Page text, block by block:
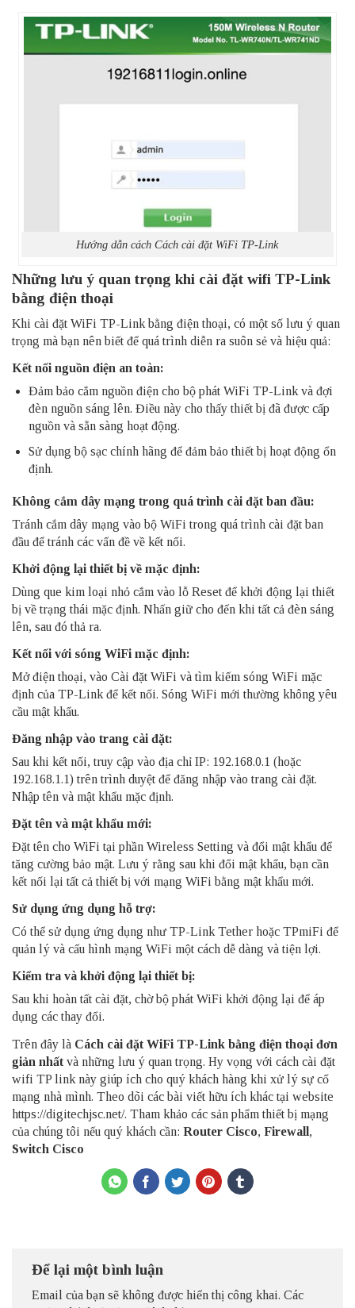
Hướng dẫn cách Cách cài đặt WiFi TP-Link
Những lưu ý quan trọng khi cài đặt wifi TP-Link
bằng điện thoại
Khi cài đặt WiFi TP-Link bằng điện thoại, có một số lưu ý quan
trọng mà bạn nên biết để quá trình diễn ra suôn sẻ và hiệu quả:
Kết nối nguồn điện an toàn:
Đảm bảo cắm nguồn điện cho bộ phát WiFi TP-Link và đợi
đèn nguồn sáng lên. Điều này cho thấy thiết bị đã được cấp
nguồn và sẵn sàng hoạt động.
Sử dụng bộ sạc chính hãng để đảm bảo thiết bị hoạt động ổn
định.
Không cắm dây mạng trong quá trình cài đặt ban đầu:
Tránh cắm dây mạng vào bộ WiFi trong quá trình cài đặt ban
đầu để tránh các vấn đề về kết nối.
Khởi động lại thiết bị về mặc định:
Dùng que kim loại nhỏ cắm vào lỗ Reset để khởi động lại thiết
bị về trạng thái mặc định. Nhấn giữ cho đến khi tất cả đèn sáng
lên, sau đó thả ra.
Kết nối với sóng WiFi mặc định:
Mở điện thoại, vào Cài đặt WiFi và tìm kiếm sóng WiFi mặc
định của TP-Link để kết nối. Sóng WiFi mới thường không yêu
cầu mật khẩu.
Đăng nhập vào trang cài đặt:
Sau khi kết nối, truy cập vào địa chỉ IP: 192.168.0.1 (hoặc
192.168.1.1) trên trình duyệt để đăng nhập vào trang cài đặt.
Nhập tên và mật khẩu mặc định.
Đặt tên và mật khẩu mới:
Đặt tên cho WiFi tại phần Wireless Setting và đổi mật khẩu để
tăng cường bảo mật. Lưu ý rằng sau khi đổi mật khẩu, bạn cần
kết nối lại tất cả thiết bị với mạng WiFi bằng mật khẩu mới.
Sử dụng ứng dụng hỗ trợ:
Có thể sử dụng ứng dụng như TP-Link Tether hoặc TPmiFi để
quản lý và cấu hình mạng WiFi một cách dễ dàng và tiện lợi.
Kiểm tra và khởi động lại thiết bị:
Sau khi hoàn tất cài đặt, chờ bộ phát WiFi khởi động lại để áp
dụng các thay đổi.
Trên đây là Cách cài đặt WiFi TP-Link bằng điện thoại đơn
giản nhất và những lưu ý quan trọng. Hy vọng với cách cài đặt
wifi TP link này giúp ích cho quý khách hàng khi xử lý sự cố
mạng nhà mình. Theo dõi các bài viết hữu ích khác tại website
https://digitechjsc.net/. Tham khảo các sản phẩm thiết bị mạng
của chúng tôi nếu quý khách cần: Router Cisco, Firewall,
Switch Cisco
Để lại một bình luận
Email của bạn sẽ không được hiển thị công khai. Các